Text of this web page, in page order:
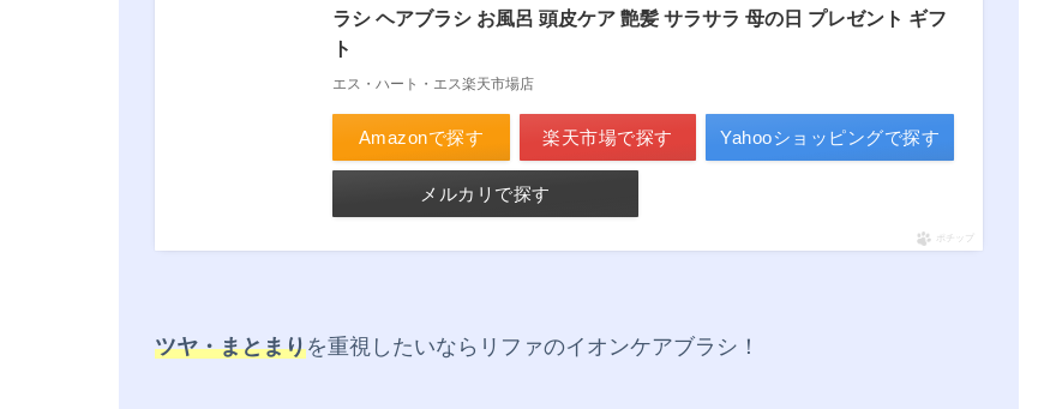
ラシ ヘアブラシ お風呂 頭皮ケア 艶髪 サラサラ 母の日 プレゼント ギフ
ト
エス・ハート・エス楽天市場店
Amazonで探す 楽天市場で探す Yahooショッピングで探す
メルカリで探す
ポチップ
ツヤ・まとまりを重視したいならリファのイオンケアブラシ！